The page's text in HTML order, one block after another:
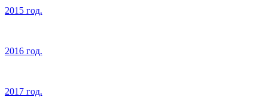
2015 год.
2016 год.
2017 год.